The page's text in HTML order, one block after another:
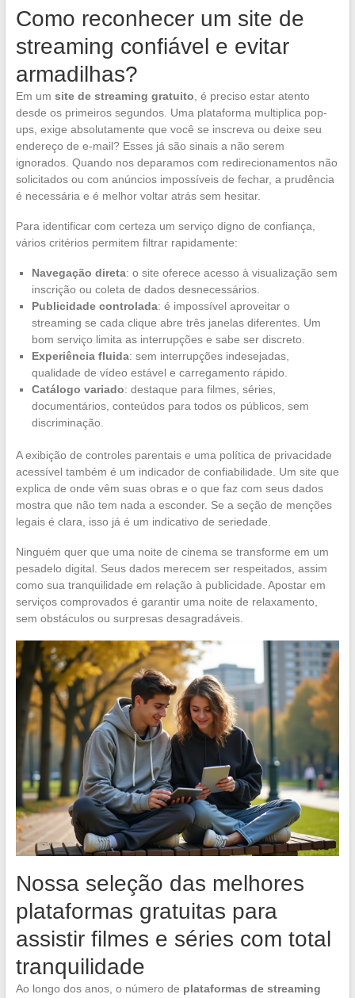
Como reconhecer um site de
streaming confiável e evitar
armadilhas?
Em um site de streaming gratuito , é preciso estar atento
desde os primeiros segundos. Uma plataforma multiplica pop-
ups, exige absolutamente que você se inscreva ou deixe seu
endereço de e-mail? Esses já são sinais a não serem
ignorados. Quando nos deparamos com redirecionamentos não
solicitados ou com anúncios impossíveis de fechar, a prudência
é necessária e é melhor voltar atrás sem hesitar.
Para identificar com certeza um serviço digno de confiança,
vários critérios permitem filtrar rapidamente:
Navegação direta: o site oferece acesso à visualização sem
inscrição ou coleta de dados desnecessários.
Publicidade controlada: é impossível aproveitar o
streaming se cada clique abre três janelas diferentes. Um
bom serviço limita as interrupções e sabe ser discreto.
Experiência fluida: sem interrupções indesejadas,
qualidade de vídeo estável e carregamento rápido.
Catálogo variado: destaque para filmes, séries,
documentários, conteúdos para todos os públicos, sem
discriminação.
A exibição de controles parentais e uma política de privacidade
acessível também é um indicador de confiabilidade. Um site que
explica de onde vêm suas obras e o que faz com seus dados
mostra que não tem nada a esconder. Se a seção de menções
legais é clara, isso já é um indicativo de seriedade.
Ninguém quer que uma noite de cinema se transforme em um
pesadelo digital. Seus dados merecem ser respeitados, assim
como sua tranquilidade em relação à publicidade. Apostar em
serviços comprovados é garantir uma noite de relaxamento,
sem obstáculos ou surpresas desagradáveis.
Nossa seleção das melhores
plataformas gratuitas para
assistir filmes e séries com total
tranquilidade
Ao longo dos anos, o número de plataformas de streaming